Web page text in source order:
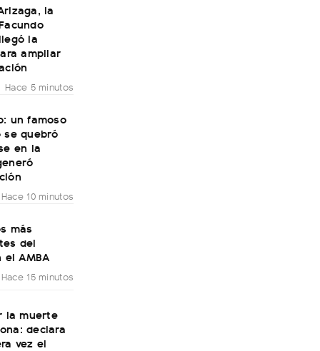
la
la
ampliar
Hace 5 minutos
un famoso
se quebró
en la
Hace 10 minutos
más
del
AMBA
Hace 15 minutos
la muerte
declara
vez el